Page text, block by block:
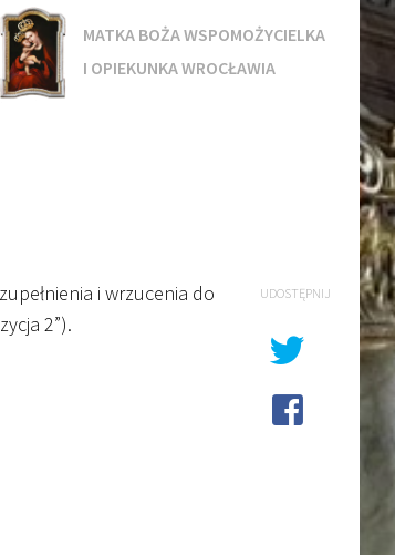
MATKA BOŻA WSPOMOŻYCIELKA
I OPIEKUNKA WROCŁAWIA
i wrzucenia do
2”).
UDOSTĘPNIJ